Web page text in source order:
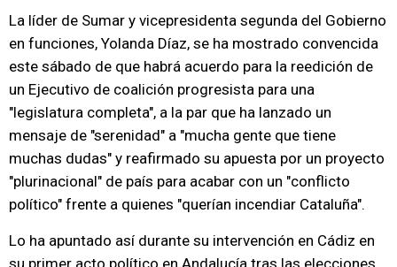
La líder de Sumar y vicepresidenta segunda del Gobierno
en funciones, Yolanda Díaz, se ha mostrado convencida
este sábado de que habrá acuerdo para la reedición de
un Ejecutivo de coalición progresista para una
"legislatura completa", a la par que ha lanzado un
mensaje de "serenidad" a "mucha gente que tiene
muchas dudas" y reafirmado su apuesta por un proyecto
"plurinacional" de país para acabar con un "conflicto
político" frente a quienes "querían incendiar Cataluña".
Lo ha apuntado así durante su intervención en Cádiz en
su primer acto político en Andalucía tras las elecciones